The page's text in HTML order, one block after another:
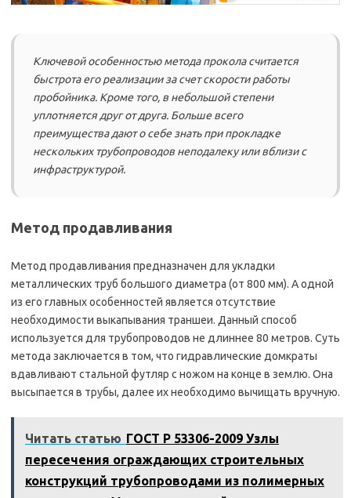
Ключевой особенностью метода прокола считается
быстрота его реализации за счет скорости работы
пробойника. Кроме того, в небольшой степени
уплотняется друг от друга. Больше всего
преимущества дают о себе знать при прокладке
нескольких трубопроводов неподалеку или вблизи с
инфраструктурой.
Метод продавливания
Метод продавливания предназначен для укладки
металлических труб большого диаметра (от 800 мм). А одной
из его главных особенностей является отсутствие
необходимости выкапывания траншеи. Данный способ
используется для трубопроводов не длиннее 80 метров. Суть
метода заключается в том, что гидравлические домкраты
вдавливают стальной футляр с ножом на конце в землю. Она
высыпается в трубы, далее их необходимо вычищать вручную.
Читать статью ГОСТ Р 53306-2009 Узлы
пересечения ограждающих строительных
конструкций трубопроводами из полимерных